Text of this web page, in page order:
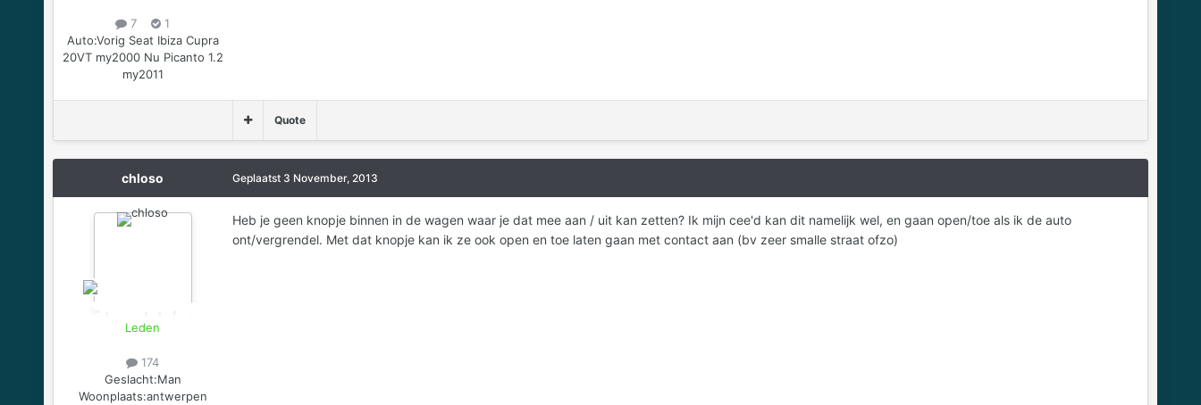
7
1
Auto:Vorig Seat Ibiza Cupra
20VT my2000 Nu Picanto 1.2
my2011
Quote
chloso
Leden
174
Geslacht:Man
Woonplaats:antwerpen
Geplaatst 3 November, 2013
Heb je geen knopje binnen in de wagen waar je dat mee aan / uit kan zetten? Ik mijn cee'd kan dit namelijk wel, en gaan open/toe als ik de auto
ont/vergrendel. Met dat knopje kan ik ze ook open en toe laten gaan met contact aan (bv zeer smalle straat ofzo)